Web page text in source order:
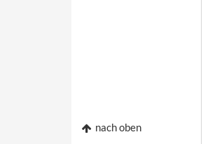
nach oben